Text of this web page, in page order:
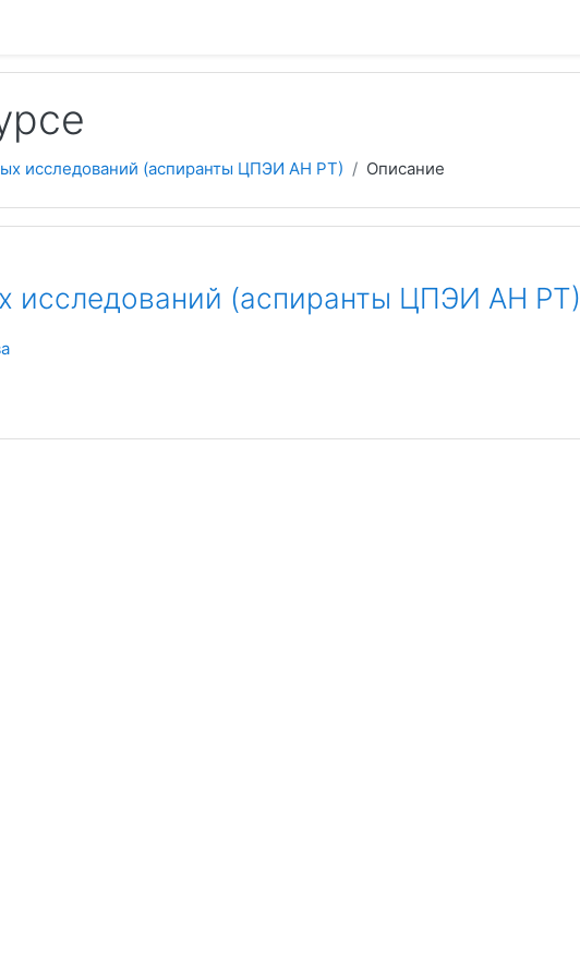
исследований (аспиранты ЦПЭИ АН РТ) Описание
исследований (аспиранты ЦПЭИ АН РТ)